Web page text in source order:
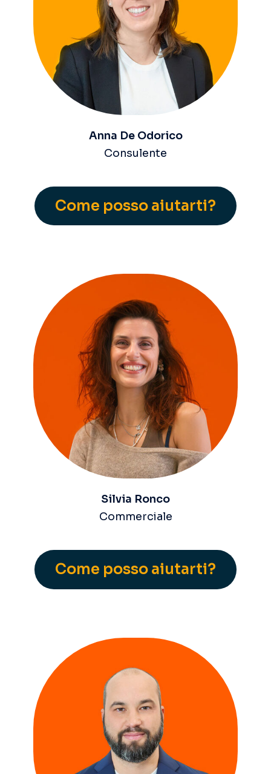
Anna De Odorico
Consulente
Come posso aiutarti?
Silvia Ronco
Commerciale
Come posso aiutarti?